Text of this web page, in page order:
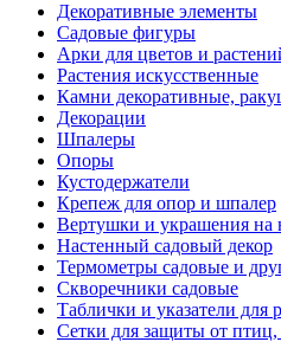
Декоративные элементы
Садовые фигуры
Арки для цветов и
Растения искусственные
Камни декоративные,
Декорации
Шпалеры
Опоры
Кустодержатели
Крепеж для опор и шпалер
Вертушки и украшения на
Настенный садовый декор
Термометры садовые и
Скворечники садовые
Таблички и указатели для
Сетки для защиты от птиц,